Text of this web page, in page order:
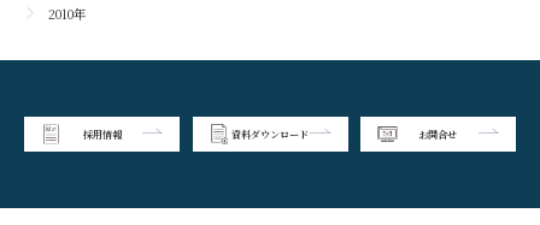
2010年
採用情報 資料ダウンロード お問合せ